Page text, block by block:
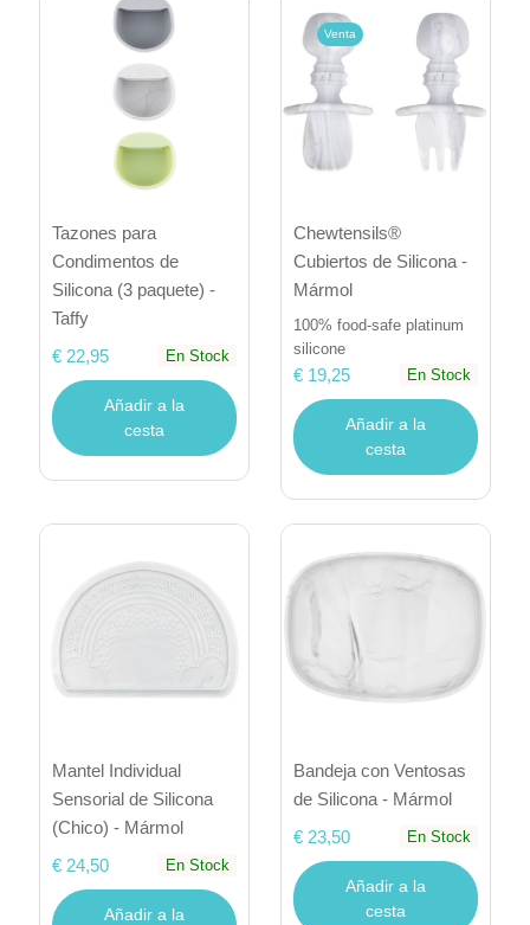
Tazones para
Condimentos de
Silicona (3 paquete) -
Taffy
€ 22,95
En Stock
Añadir a la
cesta
Venta
Chewtensils®
Cubiertos de Silicona -
Mármol
100% food-safe platinum
silicone
€ 19,25 En Stock
Añadir a la
cesta
Mantel Individual
Sensorial de Silicona
(Chico) - Mármol
€ 24,50
En Stock
Añadir a la
Bandeja con Ventosas
de Silicona - Mármol
€ 23,50
En Stock
Añadir a la
cesta